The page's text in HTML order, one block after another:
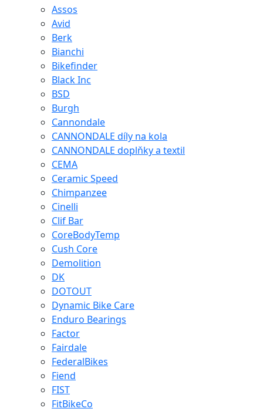
Assos
Avid
Berk
Bianchi
Bikefinder
Black Inc
BSD
Burgh
Cannondale
CANNONDALE díly na kola
CANNONDALE doplňky a textil
CEMA
Ceramic Speed
Chimpanzee
Cinelli
Clif Bar
CoreBodyTemp
Cush Core
Demolition
DK
DOTOUT
Dynamic Bike Care
Enduro Bearings
Factor
Fairdale
FederalBikes
Fiend
FIST
FitBikeCo